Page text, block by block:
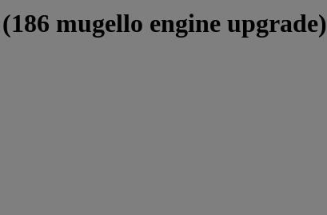
mugello engine upgrade)